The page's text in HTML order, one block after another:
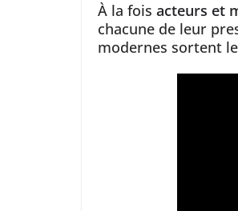
À la fois acteurs et
chacune de leur
modernes sortent